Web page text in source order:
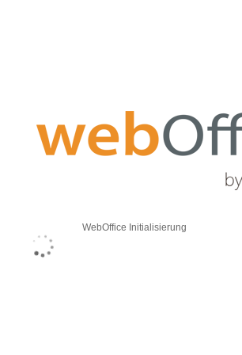
WebOffice Initialisierung